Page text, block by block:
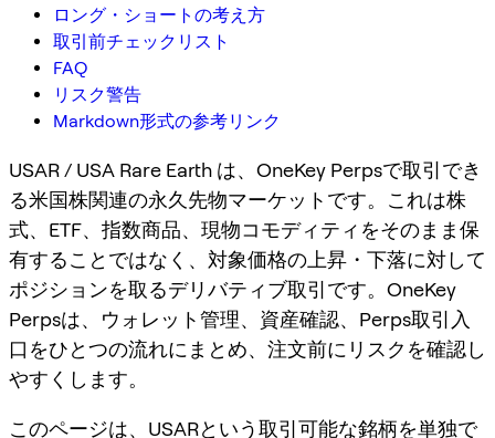
ロング・ショートの考え方
取引前チェックリスト
FAQ
リスク警告
Markdown形式の参考リンク
USAR / USA Rare Earth は、OneKey Perpsで取引でき
る米国株関連の永久先物マーケットです。これは株
式、ETF、指数商品、現物コモディティをそのまま保
有することではなく、対象価格の上昇・下落に対して
ポジションを取るデリバティブ取引です。OneKey
Perpsは、ウォレット管理、資産確認、Perps取引入
口をひとつの流れにまとめ、注文前にリスクを確認し
やすくします。
このページは、USARという取引可能な銘柄を単独で